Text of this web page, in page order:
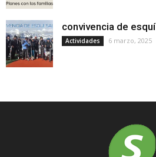
convivencia de esquí
Actividades 6 marzo, 2025